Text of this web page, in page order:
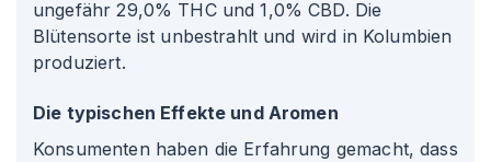
ungefähr 29,0% THC und 1,0% CBD. Die
Blütensorte ist unbestrahlt und wird in Kolumbien
produziert.
Die typischen Effekte und Aromen
Konsumenten haben die Erfahrung gemacht, dass